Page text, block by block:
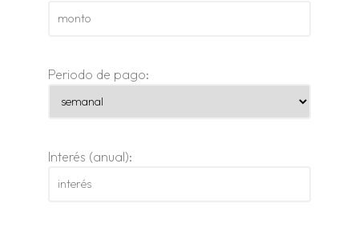
Periodo de pago:
Interés (anual):